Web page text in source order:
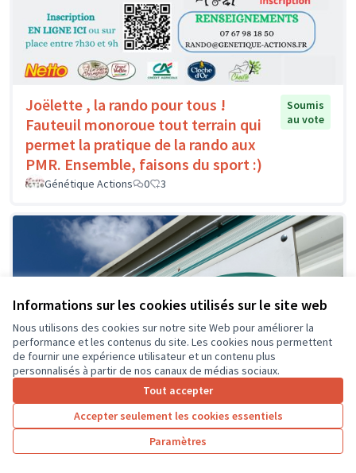
Informations sur les cookies utilisés sur le site web
Nous utilisons des cookies sur notre site Web pour améliorer la
performance et les contenus du site. Les cookies nous permettent
de fournir une expérience utilisateur et un contenu plus
personnalisés à partir de nos canaux de médias sociaux.
Tout accepter
Accepter seulement les cookies essentiels
Paramètres
Joëlette , la rando pour tous !
Fauteuil monoroue tout terrain qui
permet la pratique de la rando aux
PMR. Ensemble, faisons du sport :)
Soumis
au vote
Génétique Actions 0 3